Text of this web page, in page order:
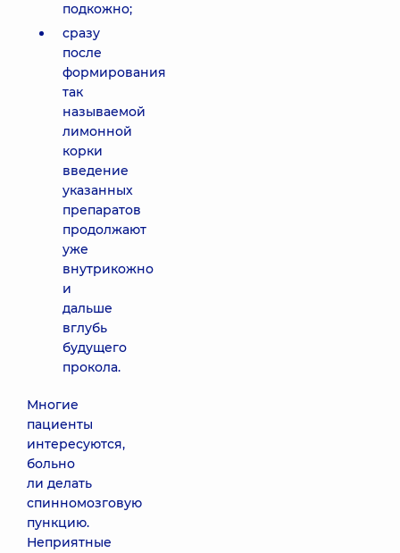
подкожно;
сразу
после
формирования
так
называемой
лимонной
корки
введение
указанных
препаратов
продолжают
уже
внутрикожно
и
дальше
вглубь
будущего
прокола.
Многие
пациенты
интересуются,
больно
ли делать
спинномозговую
пункцию.
Неприятные